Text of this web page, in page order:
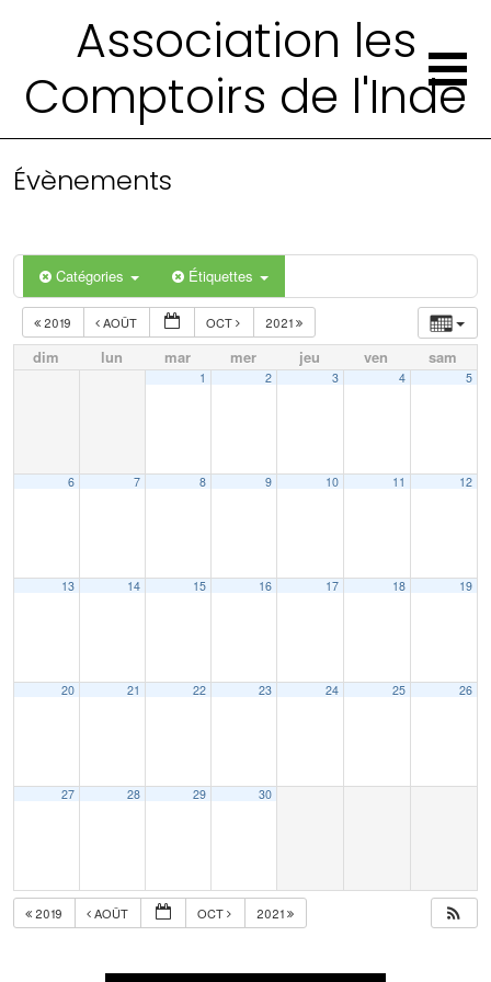
Association les
Comptoirs de l'Inde
Évènements
Catégories Étiquettes
2019 AOÛT OCT 2021
dim lun mar mer jeu ven sam
1 2 3 4 5
6 7 8 9 10 11 12
13 14 15 16 17 18 19
20 21 22 23 24 25 26
27 28 29 30
2019 AOÛT OCT 2021